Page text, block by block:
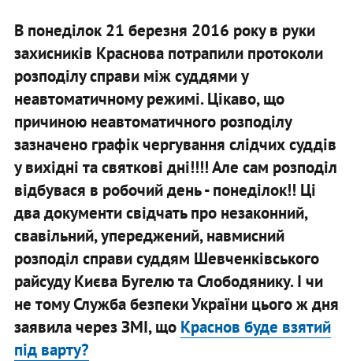
В понеділок 21 березня 2016 року в руки
захисників Краснова потрапили протоколи
розподілу справи між суддями у
неавтоматичному режимі. Цікаво, що
причиною неавтоматичного розподілу
зазначено графік чергування слідчих суддів
у вихідні та святкові дні!!!! Але сам розподіл
відбувася в робочий день - понеділок!! Ці
два документи свідчать про незаконний,
свавільний, упереджений, навмисний
розподіл справи суддям Шевченківського
райсуду Києва Бугелю та Слободянику. І чи
не тому Служба безпеки України цього ж дня
заявила через ЗМІ, що Краснов буде взятий
під варту?